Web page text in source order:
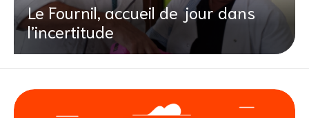
Le Fournil, accueil de jour dans
l’incertitude